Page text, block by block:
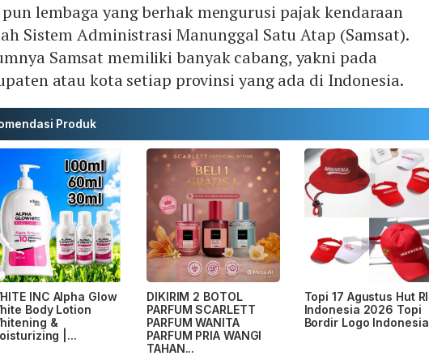
lembaga yang berhak mengurusi pajak kendaraan
Sistem Administrasi Manunggal Satu Atap (Samsat).
Samsat memiliki banyak cabang, yakni pada
atau kota setiap provinsi yang ada di Indonesia.
Produk
INC Alpha Glow
Body Lotion
&
|...
DIKIRIM 2 BOTOL
PARFUM SCARLETT
PARFUM WANITA
PARFUM PRIA WANGI
TAHAN...
Topi 17 Agustus Hut RI
Indonesia 2026 Topi
Bordir Logo Indonesia